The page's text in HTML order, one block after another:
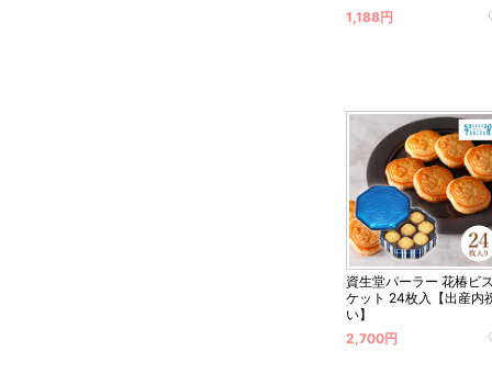
1,188円
資生堂パーラー 花椿ビ
ケット 24枚入【出産内
い】
2,700円